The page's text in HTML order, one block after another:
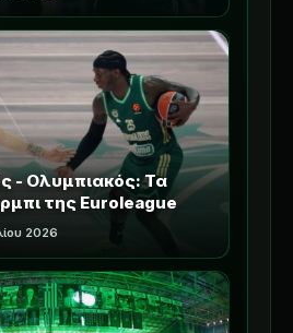
- Ολυμπιακός: Τα
της Euroleague
2026